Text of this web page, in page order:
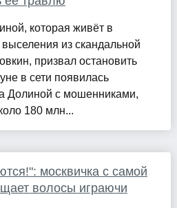
которая живёт в
из скандальной
призвал остановить
в сети появилась
Долиной с мошенниками,
180 млн...
москвичка с самой
волосы играючи